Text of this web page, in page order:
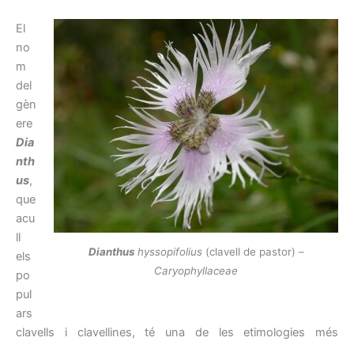
Dianthushyssopifolius (clavell de pastor) –
Caryophyllaceae
El
no
m
del
gèn
ere
Dia
nth
us,
que
acu
ll
els
po
pul
ars
clavells i clavellines, té una de les etimologies més